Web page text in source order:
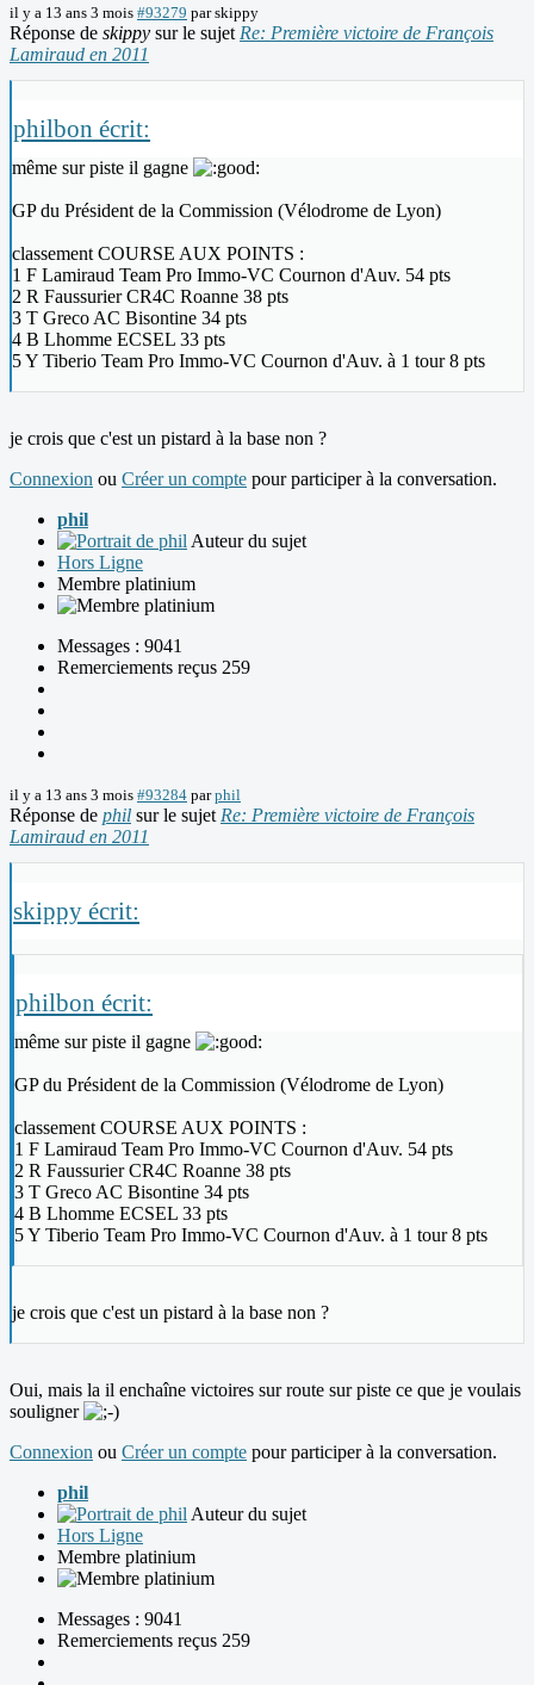
il y a 13 ans 3 mois #93279 parskippy
Réponse de skippy sur le sujet Re: Première victoire de François
Lamiraud en 2011
philbon écrit:
même sur piste il gagne
GP du Président de la Commission (Vélodrome de Lyon)
classement COURSE AUX POINTS :
1 F Lamiraud Team Pro Immo-VC Cournon d'Auv. 54 pts
2 R Faussurier CR4C Roanne 38 pts
3 T Greco AC Bisontine 34 pts
4 B Lhomme ECSEL 33 pts
5 Y Tiberio Team Pro Immo-VC Cournon d'Auv. à 1 tour 8 pts
je crois que c'est un pistard à la base non ?
Connexion ou Créer un compte pour participer à la conversation.
phil
Auteur du sujet
Hors Ligne
Membre platinium
Messages : 9041
Remerciements reçus 259
il y a 13 ans 3 mois #93284 parphil
Réponse de phil sur le sujet Re: Première victoire de François
Lamiraud en 2011
skippy écrit:
philbon écrit:
même sur piste il gagne
GP du Président de la Commission (Vélodrome de Lyon)
classement COURSE AUX POINTS :
1 F Lamiraud Team Pro Immo-VC Cournon d'Auv. 54 pts
2 R Faussurier CR4C Roanne 38 pts
3 T Greco AC Bisontine 34 pts
4 B Lhomme ECSEL 33 pts
5 Y Tiberio Team Pro Immo-VC Cournon d'Auv. à 1 tour 8 pts
je crois que c'est un pistard à la base non ?
Oui, mais la il enchaîne victoires sur route sur piste ce que je voulais
souligner
Connexion ou Créer un compte pour participer à la conversation.
phil
Auteur du sujet
Hors Ligne
Membre platinium
Messages : 9041
Remerciements reçus 259